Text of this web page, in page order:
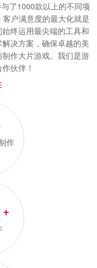
了1000款以上的不同项
户满意度的最大化就是
终运用最尖端的工具和
决方案，确保卓越的美
作大片游戏。我们是游
伙伴！
作
+